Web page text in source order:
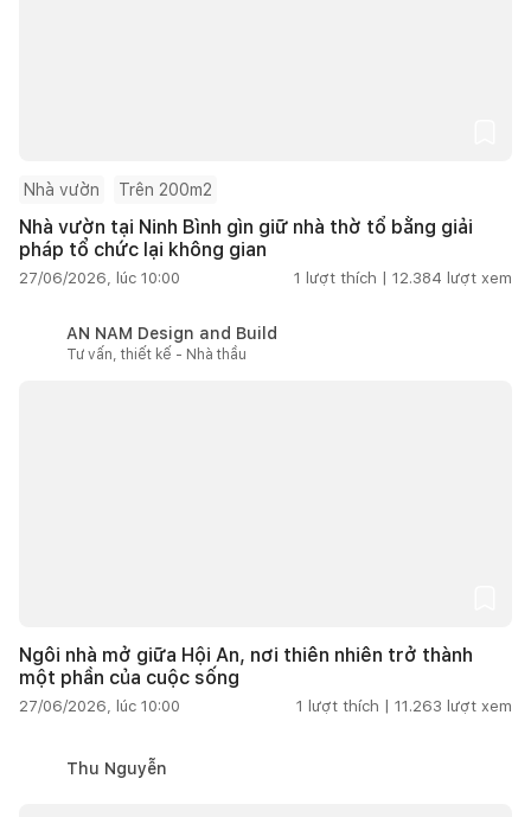
Nhà vườn Trên 200m2
Nhà vườn tại Ninh Bình gìn giữ nhà thờ tổ bằng giải
pháp tổ chức lại không gian
27/06/2026, lúc 10:00 1 lượt thích | 12.384 lượt xem
AN NAM Design and Build
Tư vấn, thiết kế - Nhà thầu
Ngôi nhà mở giữa Hội An, nơi thiên nhiên trở thành
một phần của cuộc sống
27/06/2026, lúc 10:00 1 lượt thích | 11.263 lượt xem
Thu Nguyễn